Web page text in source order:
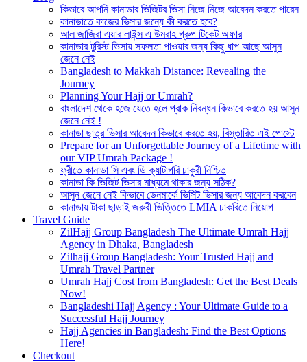
কিভাবে আপনি কানাডার ভিজিটর ভিসা নিজে নিজে আবেদন করতে পারেন
কানাডাতে কাজের ভিসার জন্যে কী করতে হবে?
আল জাজিরা এয়ার লাইন্স এ উমরাহ গ্রুপ টিকেট অফার
কানাডার টুরিস্ট ভিসায় সফলতা পাওয়ার জন্য কিছু ধাপ আছে আসুন
জেনে নেই
Bangladesh to Makkah Distance: Revealing the
Journey
Planning Your Hajj or Umrah?
বাংলাদেশ থেকে হজে যেতে হলে প্রাক নিবন্ধন কিভাবে করতে হয় আসুন
জেনে নেই !
কানাডা ছাত্র ভিসার আবেদন কিভাবে করতে হয়, বিস্তারিত এই পোস্টে
Prepare for an Unforgettable Journey of a Lifetime with
our VIP Umrah Package !
ফ্রীতে কানাডা সি এবং ডি ক্যাটাগরি চাকুরী নিশ্চিত
কানাডা কি ভিজিট ভিসার মাধ্যমে থাকার জন্য সঠিক?
আসুন জেনে নেই কিভাবে ডেনমার্কে ভিসিট ভিসার জন্য আবেদন করবেন
কানাডায় টাকা ছাড়াই জরুরী ভিত্তিতে LMIA চাকরিতে নিয়োগ
Travel Guide
ZilHajj Group Bangladesh The Ultimate Umrah Hajj
Agency in Dhaka, Bangladesh
Zilhajj Group Bangladesh: Your Trusted Hajj and
Umrah Travel Partner
Umrah Hajj Cost from Bangladesh: Get the Best Deals
Now!
Bangladeshi Hajj Agency : Your Ultimate Guide to a
Successful Hajj Journey
Hajj Agencies in Bangladesh: Find the Best Options
Here!
Checkout